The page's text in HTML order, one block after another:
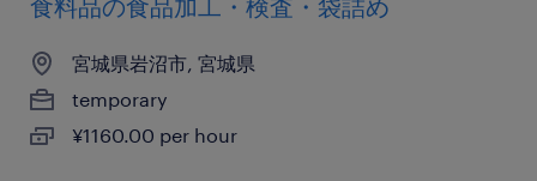
食料品の食品加工・検査・袋詰め
宮城県岩沼市, 宮城県
temporary
¥1160.00 per hour